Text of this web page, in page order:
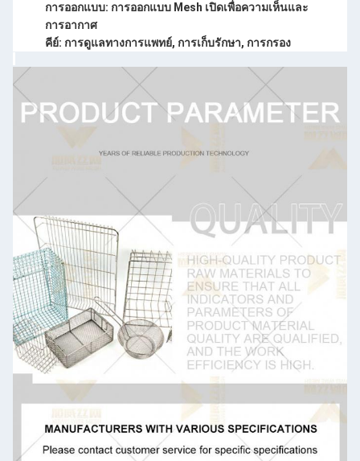
การออกแบบ: การออกแบบ Mesh เปิดเพื่อความเห็นและ
การอากาศ
คีย์: การดูแลทางการแพทย์, การเก็บรักษา, การกรอง